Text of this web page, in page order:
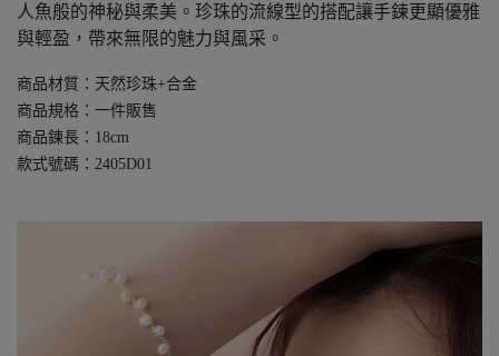
人魚般的神秘與柔美。珍珠的流線型的搭配讓手鍊更顯優雅
與輕盈，帶來無限的魅力與風采。
商品材質：天然珍珠+合金
商品規格：一件販售
商品鍊長：18cm
款式號碼：2405D01